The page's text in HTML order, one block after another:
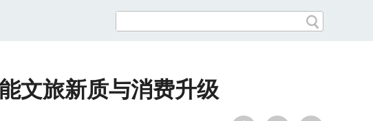
文旅新质与消费升级